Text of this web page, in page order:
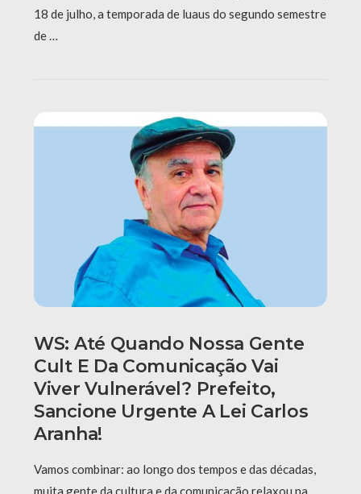
18 de julho, a temporada de luaus do segundo semestre
de …
WS: Até Quando Nossa Gente
Cult E Da Comunicação Vai
Viver Vulnerável? Prefeito,
Sancione Urgente A Lei Carlos
Aranha!
Vamos combinar: ao longo dos tempos e das décadas,